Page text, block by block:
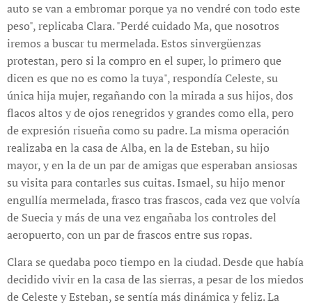
auto se van a embromar porque ya no vendré con todo este
peso", replicaba Clara. "Perdé cuidado Ma, que nosotros
iremos a buscar tu mermelada. Estos sinvergüenzas
protestan, pero si la compro en el super, lo primero que
dicen es que no es como la tuya", respondía Celeste, su
única hija mujer, regañando con la mirada a sus hijos, dos
flacos altos y de ojos renegridos y grandes como ella, pero
de expresión risueña como su padre. La misma operación
realizaba en la casa de Alba, en la de Esteban, su hijo
mayor, y en la de un par de amigas que esperaban ansiosas
su visita para contarles sus cuitas. Ismael, su hijo menor
engullía mermelada, frasco tras frascos, cada vez que volvía
de Suecia y más de una vez engañaba los controles del
aeropuerto, con un par de frascos entre sus ropas.
Clara se quedaba poco tiempo en la ciudad. Desde que había
decidido vivir en la casa de las sierras, a pesar de los miedos
de Celeste y Esteban, se sentía más dinámica y feliz. La